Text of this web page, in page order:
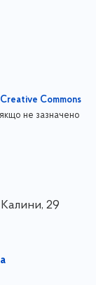
Creative Commons
не зазначено
29